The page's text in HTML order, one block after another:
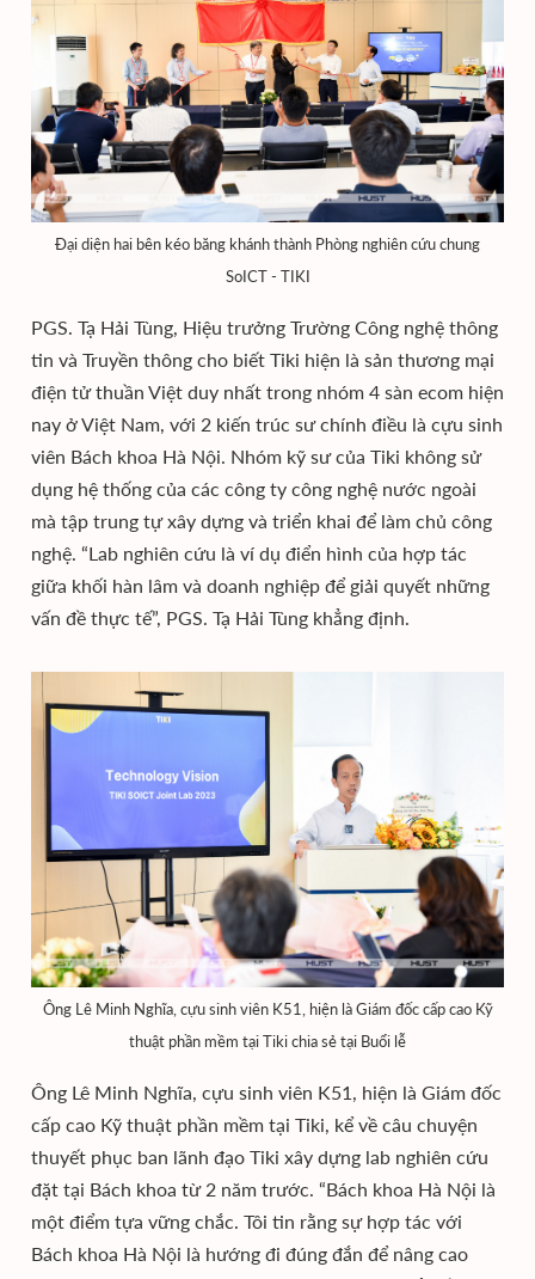
Đại diện hai bên kéo băng khánh thành Phòng nghiên cứu chung
SoICT - TIKI
PGS. Tạ Hải Tùng, Hiệu trưởng Trường Công nghệ thông
tin và Truyền thông cho biết Tiki hiện là sản thương mại
điện tử thuần Việt duy nhất trong nhóm 4 sàn ecom hiện
nay ở Việt Nam, với 2 kiến trúc sư chính điều là cựu sinh
viên Bách khoa Hà Nội. Nhóm kỹ sư của Tiki không sử
dụng hệ thống của các công ty công nghệ nước ngoài
mà tập trung tự xây dựng và triển khai để làm chủ công
nghệ. “Lab nghiên cứu là ví dụ điển hình của hợp tác
giữa khối hàn lâm và doanh nghiệp để giải quyết những
vấn đề thực tế”, PGS. Tạ Hải Tùng khẳng định.
Ông Lê Minh Nghĩa, cựu sinh viên K51, hiện là Giám đốc cấp cao Kỹ
thuật phần mềm tại Tiki chia sẻ tại Buổi lễ
Ông Lê Minh Nghĩa, cựu sinh viên K51, hiện là Giám đốc
cấp cao Kỹ thuật phần mềm tại Tiki, kể về câu chuyện
thuyết phục ban lãnh đạo Tiki xây dựng lab nghiên cứu
đặt tại Bách khoa từ 2 năm trước. “Bách khoa Hà Nội là
một điểm tựa vững chắc. Tôi tin rằng sự hợp tác với
Bách khoa Hà Nội là hướng đi đúng đắn để nâng cao